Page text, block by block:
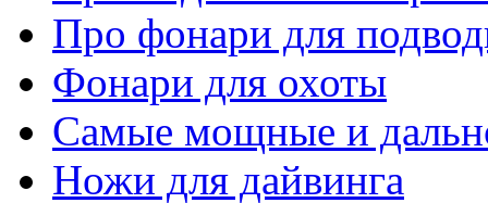
Про фонари для
Фонари для охоты
Самые мощные и
Ножи для дайвинга